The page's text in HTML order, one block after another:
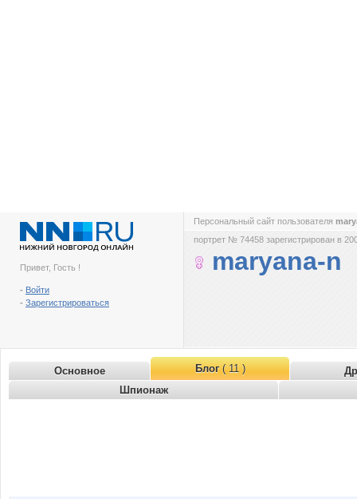
Привет, Гость !
- Войти
- Зарегистрироваться
Персональный сайт пользователя
портрет № 74458 зарегистрирован в
maryana-n
Основное Блог( 11 )
Шпионаж